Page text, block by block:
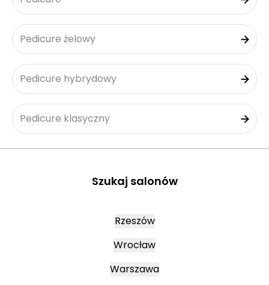
Pedicure żelowy
Pedicure hybrydowy
Pedicure klasyczny
Szukaj salonów
Rzeszów
Wrocław
Warszawa